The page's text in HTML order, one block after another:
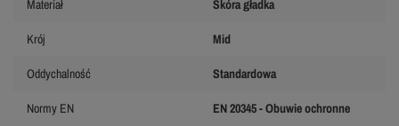
Materiał Skóra gładka
Krój Mid
Oddychalność Standardowa
Normy EN EN 20345 - Obuwie ochronne